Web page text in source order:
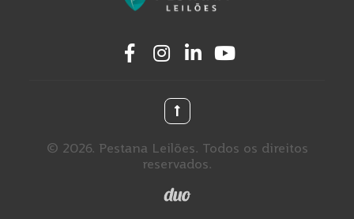
© 2026. Pestana Leilões. Todos os direitos
reservados.